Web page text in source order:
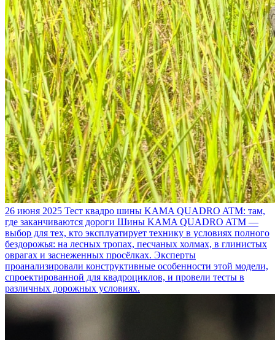
26 июня 2025 Тест квадро шины KAMA QUADRO ATM: там,
где заканчиваются дороги Шины KAMA QUADRO ATM —
выбор для тех, кто эксплуатирует технику в условиях полного
бездорожья: на лесных тропах, песчаных холмах, в глинистых
оврагах и заснеженных просёлках. Эксперты
проанализировали конструктивные особенности этой модели,
спроектированной для квадроциклов, и провели тесты в
различных дорожных условиях.